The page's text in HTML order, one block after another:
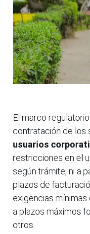
El marco
contratación de los
usuarios
restricciones en el
según trámite, ni a
plazos de
exigencias
a plazos máximos
otros.